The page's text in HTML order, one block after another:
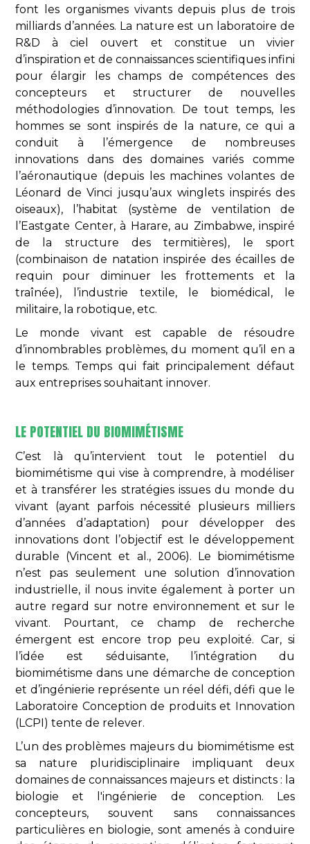
font les organismes vivants depuis plus de trois
milliards d’années. La nature est un laboratoire de
R&D à ciel ouvert et constitue un vivier
d’inspiration et de connaissances scientifiques infini
pour élargir les champs de compétences des
concepteurs et structurer de nouvelles
méthodologies d’innovation. De tout temps, les
hommes se sont inspirés de la nature, ce qui a
conduit à l’émergence de nombreuses
innovations dans des domaines variés comme
l’aéronautique (depuis les machines volantes de
Léonard de Vinci jusqu’aux winglets inspirés des
oiseaux), l’habitat (système de ventilation de
l’Eastgate Center, à Harare, au Zimbabwe, inspiré
de la structure des termitières), le sport
(combinaison de natation inspirée des écailles de
requin pour diminuer les frottements et la
traînée), l’industrie textile, le biomédical, le
militaire, la robotique, etc.
Le monde vivant est capable de résoudre
d’innombrables problèmes, du moment qu’il en a
le temps. Temps qui fait principalement défaut
aux entreprises souhaitant innover.
LE POTENTIEL DU BIOMIMÉTISME
C’est là qu’intervient tout le potentiel du
biomimétisme qui vise à comprendre, à modéliser
et à transférer les stratégies issues du monde du
vivant (ayant parfois nécessité plusieurs milliers
d’années d’adaptation) pour développer des
innovations dont l’objectif est le développement
durable (Vincent et al., 2006). Le biomimétisme
n’est pas seulement une solution d’innovation
industrielle, il nous invite également à porter un
autre regard sur notre environnement et sur le
vivant. Pourtant, ce champ de recherche
émergent est encore trop peu exploité. Car, si
l’idée est séduisante, l’intégration du
biomimétisme dans une démarche de conception
et d’ingénierie représente un réel défi, défi que le
Laboratoire Conception de produits et Innovation
(LCPI) tente de relever.
L’un des problèmes majeurs du biomimétisme est
sa nature pluridisciplinaire impliquant deux
domaines de connaissances majeurs et distincts : la
biologie et l'ingénierie de conception. Les
concepteurs, souvent sans connaissances
particulières en biologie, sont amenés à conduire